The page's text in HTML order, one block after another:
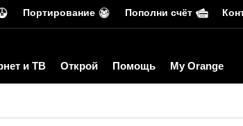
Портирование Пополни счёт
и ТВ Открой Помощь My Orange